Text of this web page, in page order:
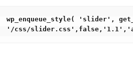
wp_enqueue_style( 'slider',
'/css/